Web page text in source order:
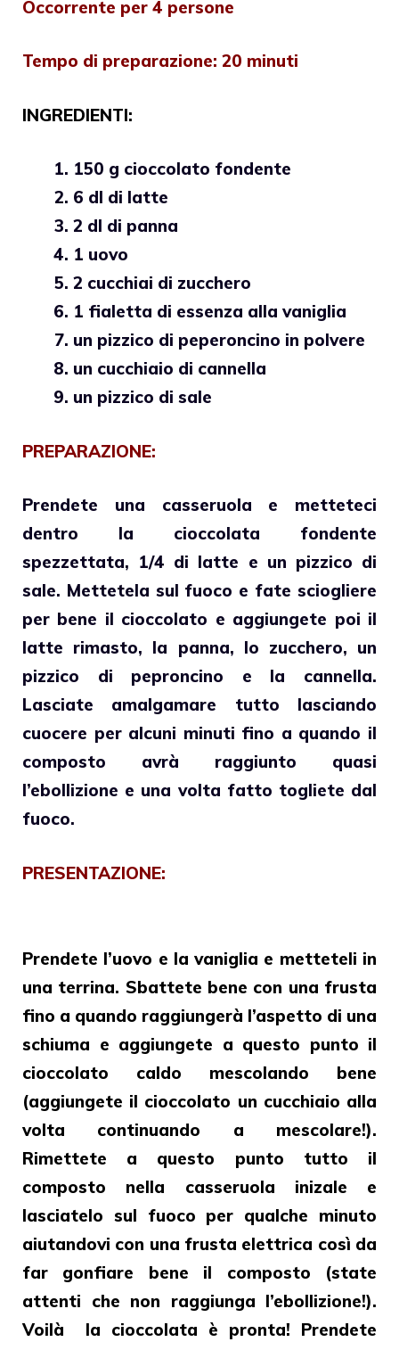
Occorrente per 4 persone
Tempo di preparazione: 20 minuti
INGREDIENTI:
150 g cioccolato fondente
6 dl di latte
2 dl di panna
1 uovo
2 cucchiai di zucchero
1 fialetta di essenza alla vaniglia
un pizzico di peperoncino in polvere
un cucchiaio di cannella
un pizzico di sale
PREPARAZIONE:
Prendete una casseruola e metteteci
dentro la cioccolata fondente
spezzettata, 1/4 di latte e un pizzico di
sale. Mettetela sul fuoco e fate sciogliere
per bene il cioccolato e aggiungete poi il
latte rimasto, la panna, lo zucchero, un
pizzico di peproncino e la cannella.
Lasciate amalgamare tutto lasciando
cuocere per alcuni minuti fino a quando il
composto avrà raggiunto quasi
l’ebollizione e una volta fatto togliete dal
fuoco.
PRESENTAZIONE:
Prendete l’uovo e la vaniglia e metteteli in
una terrina. Sbattete bene con una frusta
fino a quando raggiungerà l’aspetto di una
schiuma e aggiungete a questo punto il
cioccolato caldo mescolando bene
(aggiungete il cioccolato un cucchiaio alla
volta continuando a mescolare!).
Rimettete a questo punto tutto il
composto nella casseruola inizale e
lasciatelo sul fuoco per qualche minuto
aiutandovi con una frusta elettrica così da
far gonfiare bene il composto (state
attenti che non raggiunga l’ebollizione!).
Voilà la cioccolata è pronta! Prendete